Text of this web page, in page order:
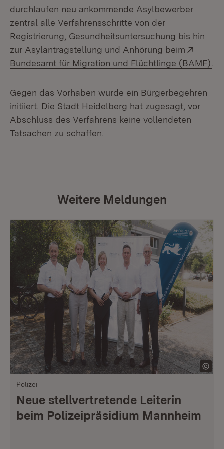
durchlaufen neu ankommende Asylbewerber
zentral alle Verfahrensschritte von der
Registrierung, Gesundheitsuntersuchung bis hin
zur Asylantragstellung und Anhörung beim
Bundesamt für Migration und Flüchtlinge (BAMF)
Gegen das Vorhaben wurde ein Bürgerbegehren
initiiert. Die Stadt Heidelberg hat zugesagt, vor
Abschluss des Verfahrens keine vollendeten
Tatsachen zu schaffen.
Weitere Meldungen
Polizei
Neue stellvertretende Leiterin
beim Polizeipräsidium Mannheim